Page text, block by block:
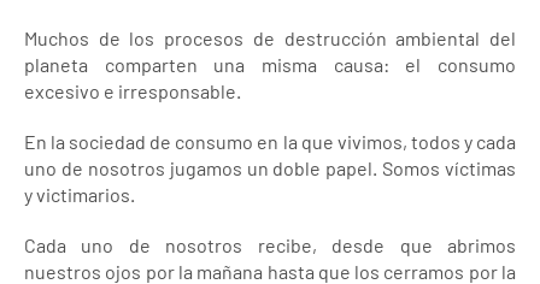
Muchos de los procesos de destrucción ambiental del
planeta comparten una misma causa: el consumo
excesivo e irresponsable.
En la sociedad de consumo en la que vivimos, todos y cada
uno de nosotros jugamos un doble papel. Somos víctimas
y victimarios.
Cada uno de nosotros recibe, desde que abrimos
nuestros ojos por la mañana hasta que los cerramos por la